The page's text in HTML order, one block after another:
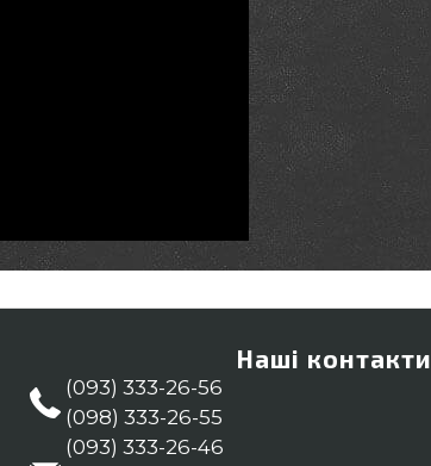
Наші контакти
(093) 333-26-56
(098) 333-26-55
(093) 333-26-46